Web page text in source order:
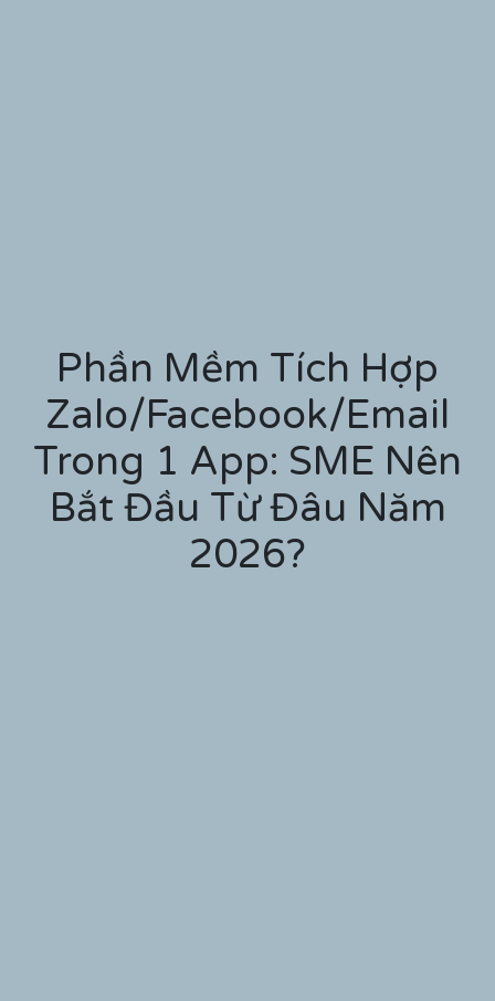
Phần Mềm Tích Hợp
Zalo/Facebook/Email
Trong 1 App: SME Nên
Bắt Đầu Từ Đâu Năm
2026?